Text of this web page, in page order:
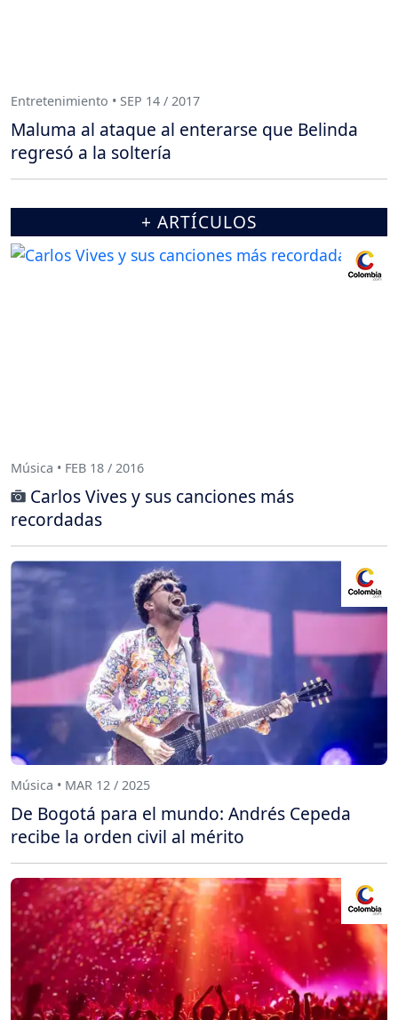
Entretenimiento • SEP 14 / 2017
Maluma al ataque al enterarse que Belinda
regresó a la soltería
+ ARTÍCULOS
Música • FEB 18 / 2016
Carlos Vives y sus canciones más
recordadas
Música • MAR 12 / 2025
De Bogotá para el mundo: Andrés Cepeda
recibe la orden civil al mérito